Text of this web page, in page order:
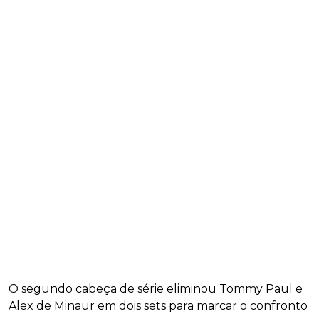
O segundo cabeça de série eliminou Tommy Paul e
Alex de Minaur em dois sets para marcar o confronto